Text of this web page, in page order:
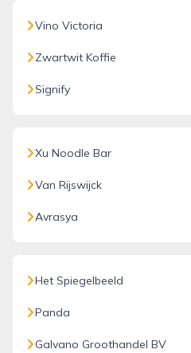
Vino Victoria
Zwartwit Koffie
Signify
Xu Noodle Bar
Van Rijswijck
Avrasya
Het Spiegelbeeld
Panda
Galvano Groothandel BV